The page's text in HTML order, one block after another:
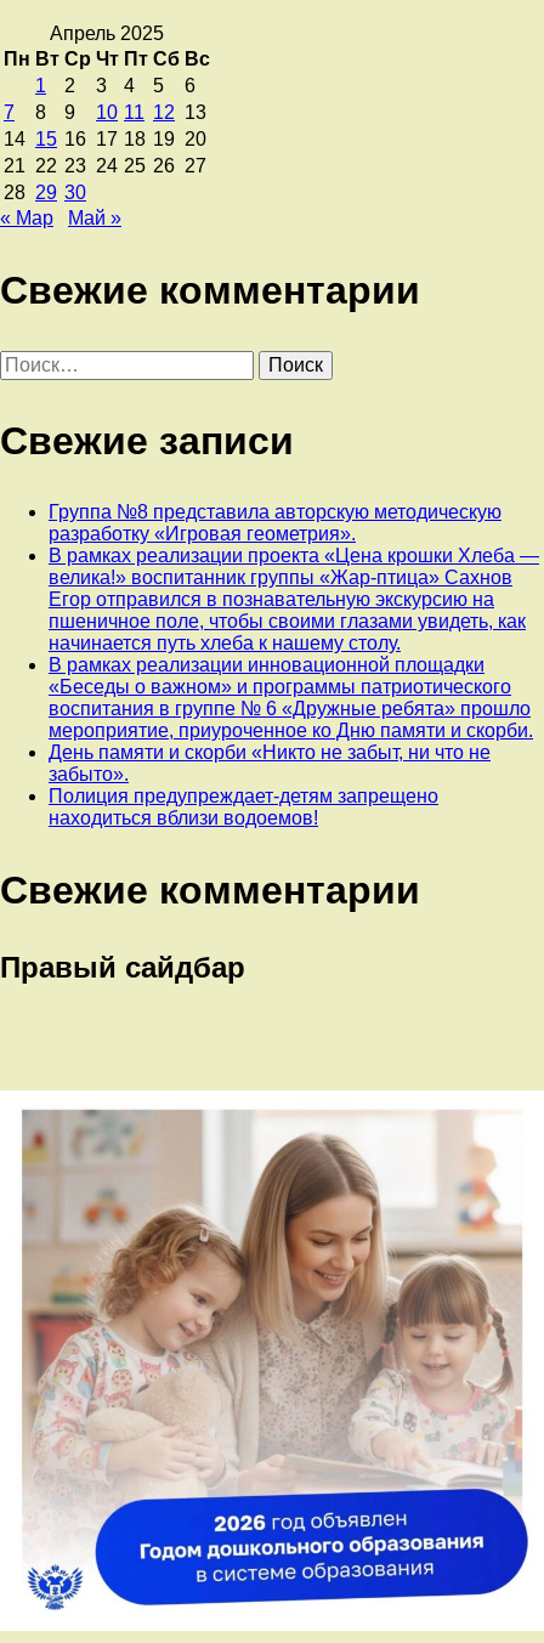
Апрель 2025
Пн Вт Ср Чт Пт Сб Вс
1
2 3 4 5
6
7
8 9 10 11 12 13
14 15 16 17 18 19 20
21 22 23 24 25 26 27
28 29 30
« Мар
Май »
Свежие комментарии
Найти:
Свежие записи
Группа №8 представила авторскую методическую
разработку «Игровая геометрия».
В рамках реализации проекта «Цена крошки Хлеба —
велика!» воспитанник группы «Жар-птица» Сахнов
Егор отправился в познавательную экскурсию на
пшеничное поле, чтобы своими глазами увидеть, как
начинается путь хлеба к нашему столу.
В рамках реализации инновационной площадки
«Беседы о важном» и программы патриотического
воспитания в группе № 6 «Дружные ребята» прошло
мероприятие, приуроченное ко Дню памяти и скорби.
День памяти и скорби «Никто не забыт, ни что не
забыто».
Полиция предупреждает-детям запрещено
находиться вблизи водоемов!
Свежие комментарии
Правый сайдбар